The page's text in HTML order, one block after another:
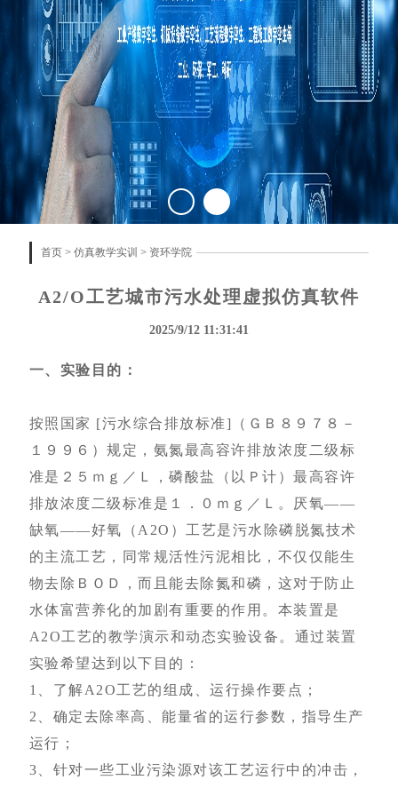
首页> 仿真教学实训 > 资环学院
A2/O工艺城市污水处理虚拟仿真软件
2025/9/12 11:31:41
一、实验目的：
按照国家 [污水综合排放标准]（ＧＢ８９７８－
１９９６）规定，氨氮最高容许排放浓度二级标
准是２５ｍｇ／Ｌ，磷酸盐（以Ｐ计）最高容许
排放浓度二级标准是１．０ｍｇ／Ｌ。厌氧——
缺氧——好氧（A2O）工艺是污水除磷脱氮技术
的主流工艺，同常规活性污泥相比，不仅仅能生
物去除ＢＯＤ，而且能去除氮和磷，这对于防止
水体富营养化的加剧有重要的作用。本装置是
A2O工艺的教学演示和动态实验设备。通过装置
实验希望达到以下目的：
1、了解A2O工艺的组成、运行操作要点；
2、确定去除率高、能量省的运行参数，指导生产
运行；
3、针对一些工业污染源对该工艺运行中的冲击，